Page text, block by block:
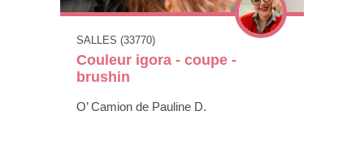
SALLES (33770)
Couleur igora - coupe -
brushin
O’ Camion de Pauline D.